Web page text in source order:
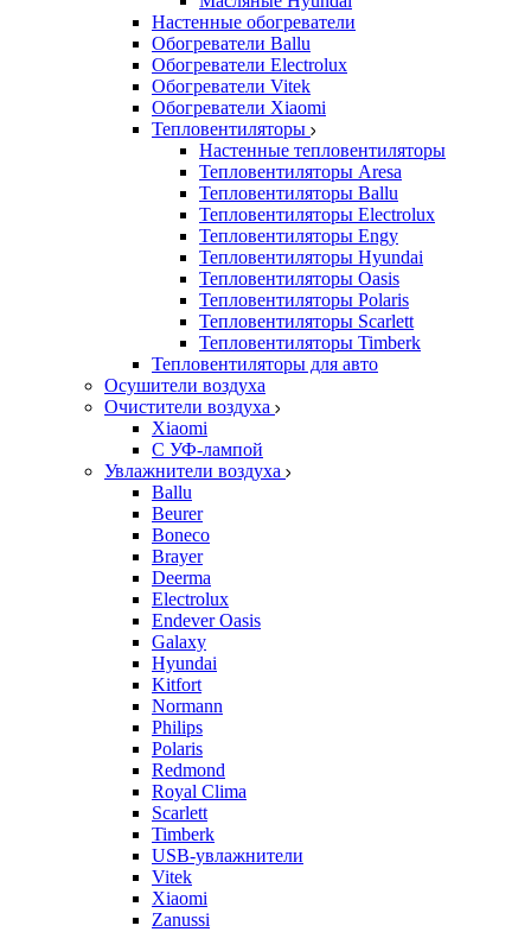
Настенные обогреватели
Обогреватели Ballu
Обогреватели Electrolux
Обогреватели Vitek
Обогреватели Xiaomi
Тепловентиляторы
Настенные тепловентиляторы
Тепловентиляторы Aresa
Тепловентиляторы Ballu
Тепловентиляторы Electrolux
Тепловентиляторы Engy
Тепловентиляторы Hyundai
Тепловентиляторы Oasis
Тепловентиляторы Polaris
Тепловентиляторы Scarlett
Тепловентиляторы Timberk
Тепловентиляторы для авто
Осушители воздуха
Очистители воздуха
Xiaomi
С УФ-лампой
Увлажнители воздуха
Ballu
Beurer
Boneco
Brayer
Deerma
Electrolux
Endever Oasis
Galaxy
Hyundai
Kitfort
Normann
Philips
Polaris
Redmond
Royal Clima
Scarlett
Timberk
USB-увлажнители
Vitek
Xiaomi
Zanussi